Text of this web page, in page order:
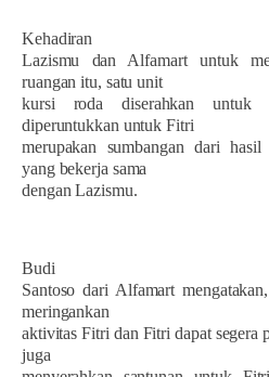
Kehadiran
Lazismu dan Alfamart untuk
ruangan itu, satu unit
kursi roda diserahkan
diperuntukkan untuk Fitri
merupakan sumbangan dari
yang bekerja sama
dengan Lazismu.
Budi
Santoso dari Alfamart
meringankan
aktivitas Fitri dan Fitri dapat segera
juga